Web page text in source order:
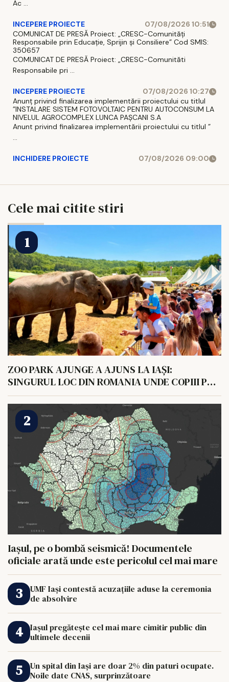
Ac ...
INCEPERE PROIECTE
07/08/2026 10:51
COMUNICAT DE PRESĂ Proiect: „CRESC-Comunități
Responsabile prin Educație, Sprijin și Consiliere” Cod SMIS:
350657
COMUNICAT DE PRESĂ Proiect: „CRESC-Comunităti
Responsabile pri ...
INCEPERE PROIECTE
07/08/2026 10:27
Anunț privind finalizarea implementării proiectului cu titlul
”INSTALARE SISTEM FOTOVOLTAIC PENTRU AUTOCONSUM LA
NIVELUL AGROCOMPLEX LUNCA PAȘCANI S.A
Anunt privind finalizarea implementării proiectului cu titlul ”
...
INCHIDERE PROIECTE 07/08/2026 09:00
Cele mai citite stiri
ZOO PARK AJUNGE A AJUNS LA IAȘI:
SINGURUL LOC DIN ROMANIA UNDE COPIII POT
HRANI UN ELEFANT
Iașul, pe o bombă seismică! Documentele
oficiale arată unde este pericolul cel mai mare
UMF Iași contestă acuzațiile aduse la ceremonia
de absolvire
Iașul pregătește cel mai mare cimitir public din
ultimele decenii
Un spital din Iași are doar 2% din paturi ocupate.
Noile date CNAS, surprinzătoare